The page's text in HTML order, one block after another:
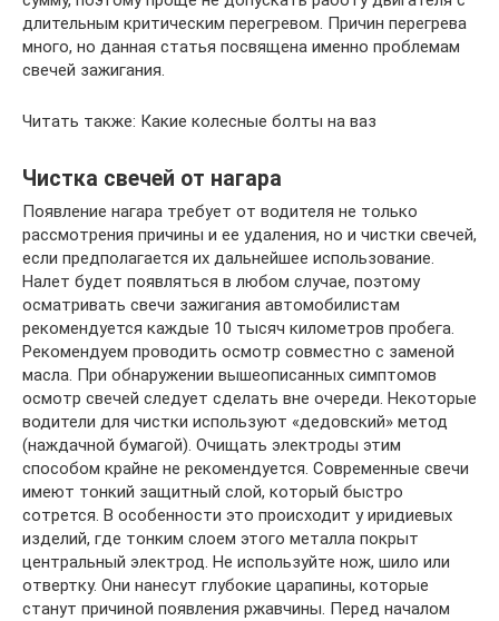
длительным критическим перегревом. Причин перегрева
много, но данная статья посвящена именно проблемам
свечей зажигания.
Читать также: Какие колесные болты на ваз
Чистка свечей от нагара
Появление нагара требует от водителя не только
рассмотрения причины и ее удаления, но и чистки свечей,
если предполагается их дальнейшее использование.
Налет будет появляться в любом случае, поэтому
осматривать свечи зажигания автомобилистам
рекомендуется каждые 10 тысяч километров пробега.
Рекомендуем проводить осмотр совместно с заменой
масла. При обнаружении вышеописанных симптомов
осмотр свечей следует сделать вне очереди. Некоторые
водители для чистки используют «дедовский» метод
(наждачной бумагой). Очищать электроды этим
способом крайне не рекомендуется. Современные свечи
имеют тонкий защитный слой, который быстро
сотрется. В особенности это происходит у иридиевых
изделий, где тонким слоем этого металла покрыт
центральный электрод. Не используйте нож, шило или
отвертку. Они нанесут глубокие царапины, которые
станут причиной появления ржавчины. Перед началом